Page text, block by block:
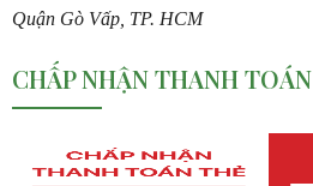
Quận Gò Vấp, TP. HCM
CHẤP NHẬN THANH TOÁN